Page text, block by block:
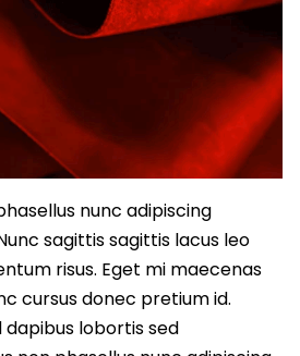
nunc adipiscing
sagittis sagittis lacus leo
risus. Eget mi maecenas
cursus donec pretium id.
dapibus lobortis sed